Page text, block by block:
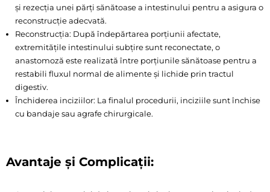
și rezecția unei părți sănătoase a intestinului pentru a asigura o
reconstrucție adecvată.
Reconstrucția: După îndepărtarea porțiunii afectate,
extremitățile intestinului subțire sunt reconectate, o
anastomoză este realizată între porțiunile sănătoase pentru a
restabili fluxul normal de alimente și lichide prin tractul
digestiv.
Închiderea inciziilor: La finalul procedurii, inciziile sunt închise
cu bandaje sau agrafe chirurgicale.
Avantaje și Complicații: